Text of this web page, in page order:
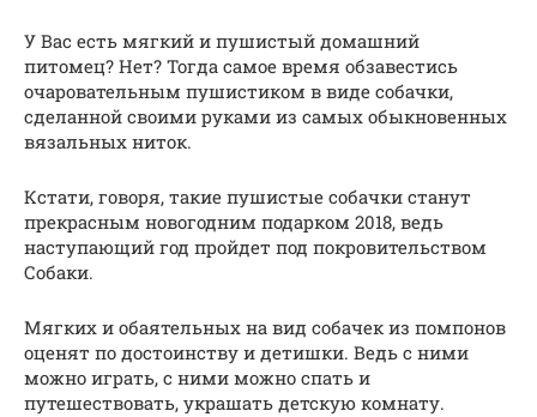
У Вас есть мягкий и пушистый домашний
питомец? Нет? Тогда самое время обзавестись
очаровательным пушистиком в виде собачки,
сделанной своими руками из самых обыкновенных
вязальных ниток.
Кстати, говоря, такие пушистые собачки станут
прекрасным новогодним подарком 2018, ведь
наступающий год пройдет под покровительством
Собаки.
Мягких и обаятельных на вид собачек из помпонов
оценят по достоинству и детишки. Ведь с ними
можно играть, с ними можно спать и
путешествовать, украшать детскую комнату.